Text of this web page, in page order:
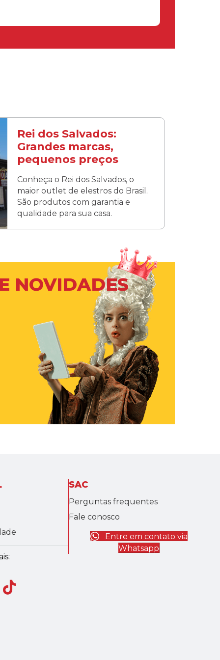
Rei dos Salvados:
Grandes marcas,
pequenos preços
Conheça o Rei dos Salvados, o
maior outlet de elestros do Brasil.
São produtos com garantia e
qualidade para sua casa.
NOVIDADES
SAC
Perguntas frequentes
Fale conosco
Entre em contato via
Whatsapp